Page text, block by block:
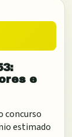
:
e
concurso
estimado